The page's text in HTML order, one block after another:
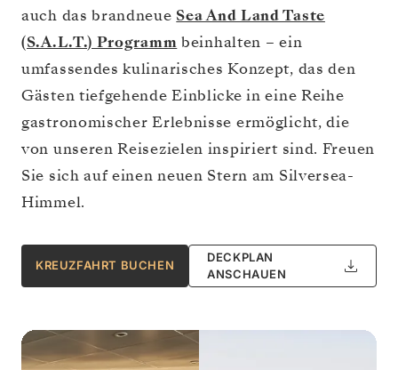
auch das brandneue Sea And Land Taste
(S.A.L.T.) Programm beinhalten – ein
umfassendes kulinarisches Konzept, das den
Gästen tiefgehende Einblicke in eine Reihe
gastronomischer Erlebnisse ermöglicht, die
von unseren Reisezielen inspiriert sind. Freuen
Sie sich auf einen neuen Stern am Silversea-
Himmel.
KREUZFAHRT BUCHEN
DECKPLAN
ANSCHAUEN